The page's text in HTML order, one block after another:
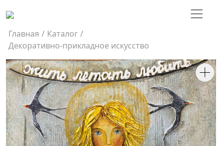
Главная / Каталог /
Декоративно-прикладное искусство